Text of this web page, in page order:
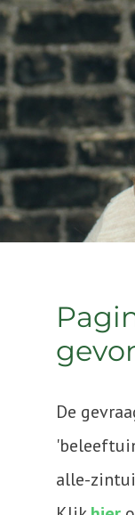
De
alle-